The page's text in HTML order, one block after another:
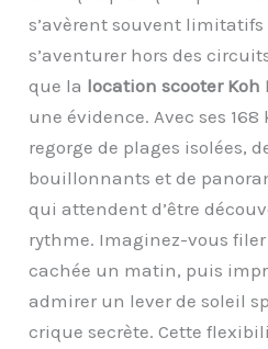
s’avèrent souvent
s’aventurer hors des
que la location scooter Koh
une évidence. Avec ses
regorge de plages isolées,
bouillonnants et de
qui attendent d’être
rythme. Imaginez-vous
cachée un matin, puis
admirer un lever de soleil
crique secrète. Cette